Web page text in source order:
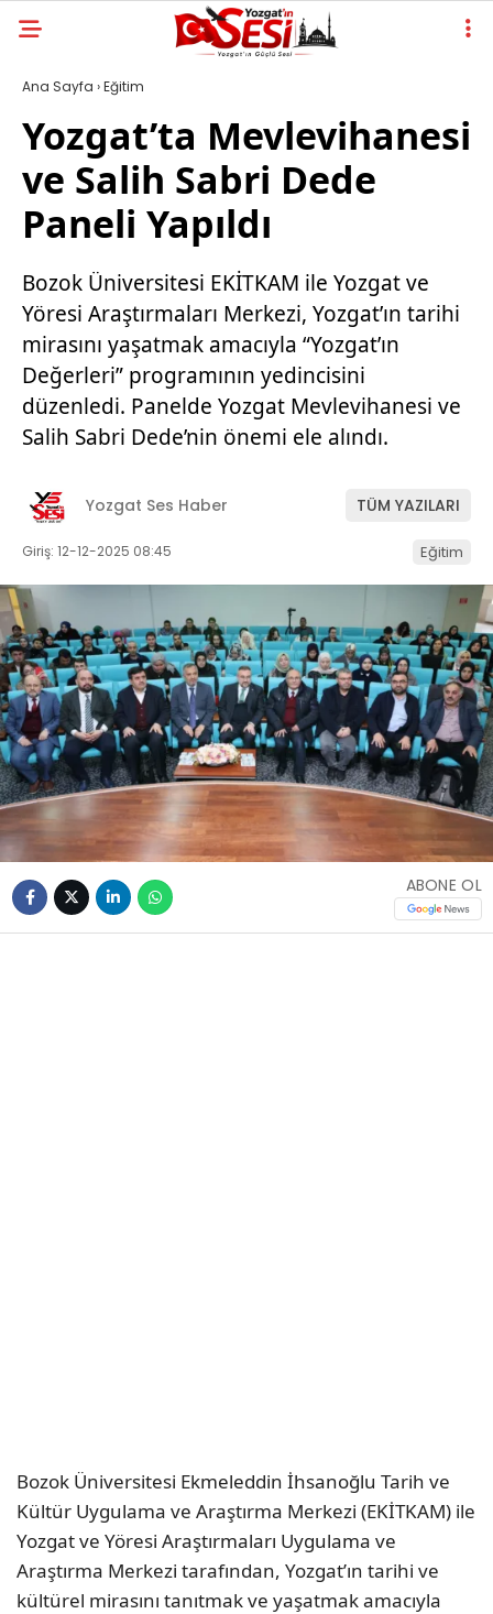
Ana Sayfa ›Eğitim
Yozgat’ta Mevlevihanesi
ve Salih Sabri Dede
Paneli Yapıldı
Bozok Üniversitesi EKİTKAM ile Yozgat ve
Yöresi Araştırmaları Merkezi, Yozgat’ın tarihi
mirasını yaşatmak amacıyla “Yozgat’ın
Değerleri” programının yedincisini
düzenledi. Panelde Yozgat Mevlevihanesi ve
Salih Sabri Dede’nin önemi ele alındı.
Yozgat Ses Haber TÜM YAZILARI
Giriş: 12-12-2025 08:45 Eğitim
ABONE OL
Bozok Üniversitesi Ekmeleddin İhsanoğlu Tarih ve
Kültür Uygulama ve Araştırma Merkezi (EKİTKAM) ile
Yozgat ve Yöresi Araştırmaları Uygulama ve
Araştırma Merkezi tarafından, Yozgat’ın tarihi ve
kültürel mirasını tanıtmak ve yaşatmak amacıyla